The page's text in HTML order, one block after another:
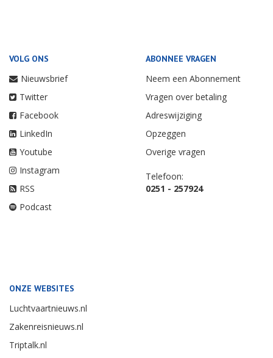
VOLG ONS
Nieuwsbrief
Twitter
Facebook
LinkedIn
Youtube
Instagram
RSS
Podcast
ABONNEE VRAGEN
Neem een Abonnement
Vragen over betaling
Adreswijziging
Opzeggen
Overige vragen
Telefoon:
0251 - 257924
ONZE WEBSITES
Luchtvaartnieuws.nl
Zakenreisnieuws.nl
Triptalk.nl